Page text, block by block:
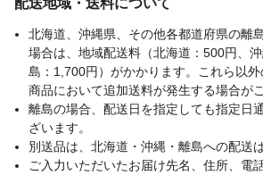
配送地域・送料について
北海道、沖縄県、その他各都道府県の離
場合は、地域配送料（北海道：500円、
島：1,700円）がかかります。これら以
商品において追加送料が発生する場合が
離島の場合、配送日を指定しても指定日
ざいます。
別送品は、北海道・沖縄・離島への配送
ご入力いただいたお届け先名、住所、電